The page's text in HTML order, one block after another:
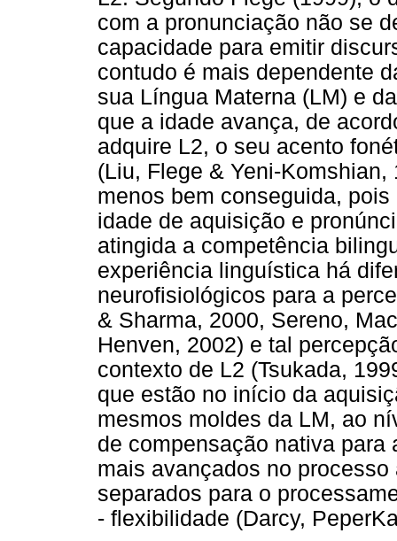
com a pronunciação não se
capacidade para emitir
contudo é mais dependente
sua Língua Materna (LM) e
que a idade avança, de
adquire L2, o seu acento
(Liu, Flege & Yeni-
menos bem conseguida,
idade de aquisição e
atingida a competência
experiência linguística há
neurofisiológicos para a
& Sharma, 2000, Sereno,
Henven, 2002) e tal
contexto de L2 (Tsukada,
que estão no início da
mesmos moldes da LM, ao
de compensação nativa
mais avançados no
separados para o
- flexibilidade (Darcy,